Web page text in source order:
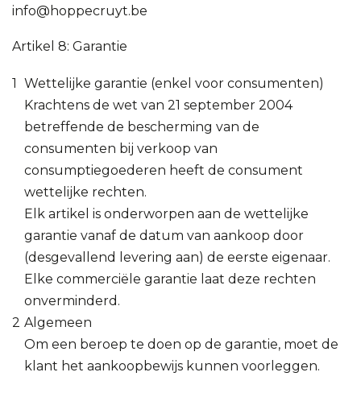
info@hoppecruyt.be
Artikel 8: Garantie
Wettelijke garantie (enkel voor consumenten)
Krachtens de wet van 21 september 2004
betreffende de bescherming van de
consumenten bij verkoop van
consumptiegoederen heeft de consument
wettelijke rechten.
Elk artikel is onderworpen aan de wettelijke
garantie vanaf de datum van aankoop door
(desgevallend levering aan) de eerste eigenaar.
Elke commerciële garantie laat deze rechten
onverminderd.
Algemeen
Om een beroep te doen op de garantie, moet de
klant het aankoopbewijs kunnen voorleggen.